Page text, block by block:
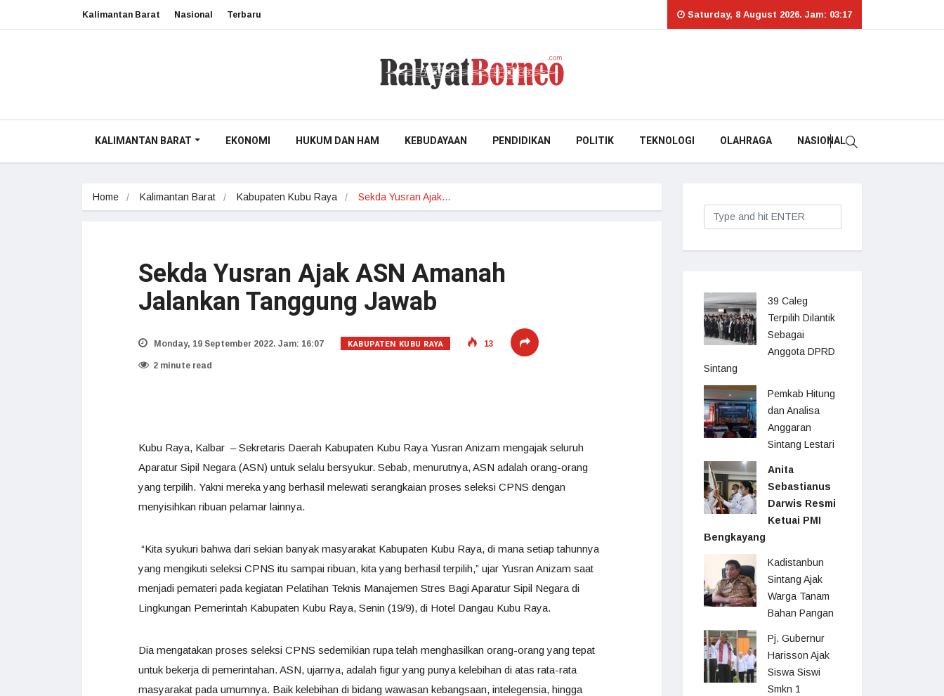
Kalimantan Barat Nasional Terbaru Saturday, 8 August 2026. Jam: 03:17
KALIMANTAN BARAT EKONOMI HUKUM DAN HAM KEBUDAYAAN PENDIDIKAN POLITIK TEKNOLOGI OLAHRAGA NASIONAL
Home Kalimantan Barat Kabupaten Kubu Raya Sekda Yusran Ajak…
Sekda Yusran Ajak ASN Amanah
Jalankan Tanggung Jawab
Monday, 19 September 2022. Jam: 16:07 KABUPATEN KUBU RAYA 13
2 minute read
Kubu Raya, Kalbar – Sekretaris Daerah Kabupaten Kubu Raya Yusran Anizam mengajak seluruh
Aparatur Sipil Negara (ASN) untuk selalu bersyukur. Sebab, menurutnya, ASN adalah orang-orang
yang terpilih. Yakni mereka yang berhasil melewati serangkaian proses seleksi CPNS dengan
menyisihkan ribuan pelamar lainnya.
“Kita syukuri bahwa dari sekian banyak masyarakat Kabupaten Kubu Raya, di mana setiap tahunnya
yang mengikuti seleksi CPNS itu sampai ribuan, kita yang berhasil terpilih,” ujar Yusran Anizam saat
menjadi pemateri pada kegiatan Pelatihan Teknis Manajemen Stres Bagi Aparatur Sipil Negara di
Lingkungan Pemerintah Kabupaten Kubu Raya, Senin (19/9), di Hotel Dangau Kubu Raya.
Dia mengatakan proses seleksi CPNS sedemikian rupa telah menghasilkan orang-orang yang tepat
untuk bekerja di pemerintahan. ASN, ujarnya, adalah figur yang punya kelebihan di atas rata-rata
masyarakat pada umumnya. Baik kelebihan di bidang wawasan kebangsaan, intelegensia, hingga
39 Caleg
Terpilih Dilantik
Sebagai
Anggota DPRD
Sintang
Pemkab Hitung
dan Analisa
Anggaran
Sintang Lestari
Anita
Sebastianus
Darwis Resmi
Ketuai PMI
Bengkayang
Kadistanbun
Sintang Ajak
Warga Tanam
Bahan Pangan
Pj. Gubernur
Harisson Ajak
Siswa Siswi
Smkn 1